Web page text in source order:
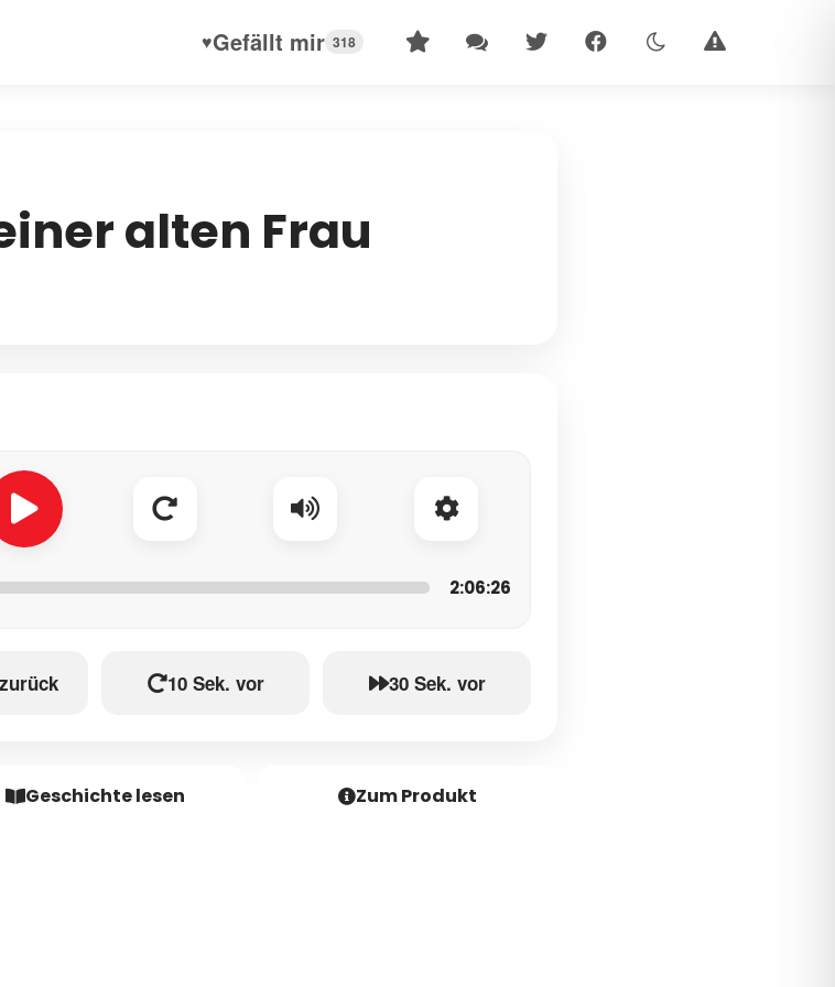
♥Gefällt mir 318
alten Frau
2:06:26
10 Sek. vor 30 Sek. vor
Geschichte lesen Zum Produkt